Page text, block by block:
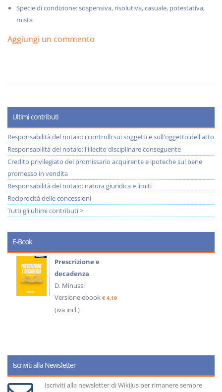
Specie di condizione: sospensiva, risolutiva, casuale, potestativa,
mista
Aggiungi un commento
Ultimi contributi
Responsabilità del notaio: i controlli sui soggetti e sull'oggetto dell'atto
Responsabilità del notaio: l'illecito disciplinare conseguente
Credito privilegiato del promissario acquirente e ipoteche sul bene
promesso in vendita
Responsabilità del notaio: natura giuridica e limiti
Reciprocità delle concessioni
Tutti gli ultimi contributi >
E-Book
Prescrizione e
decadenza
D. Minussi
Versione ebook € 4,19
(iva incl.)
Iscriviti alla Newsletter
Iscriviti alla newsletter di WikiJus per rimanere sempre